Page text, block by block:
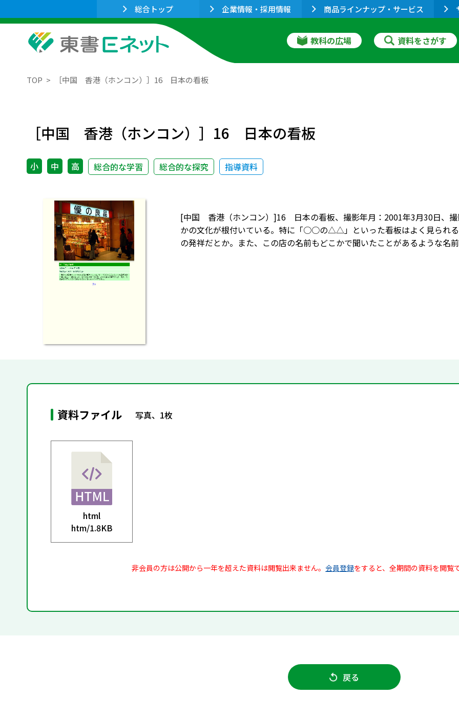
総合トップ 企業情報・採用情報 商品ラインナップ・サービス
教科の広場 資料をさがす
TOP ［中国 香港（ホンコン）］16 日本の看板
［中国 香港（ホンコン）］16 日本の看板
小 中 高 総合的な学習 総合的な探究 指導資料
[中国 香港（ホンコン）]16 日本の看板、撮影年月：2001年3月30日、
かの文化が根付いている。特に「○○の△△」といった看板はよく見られ
の発祥だとか。また、この店の名前もどこかで聞いたことがあるような名前
資料ファイル 写真、1枚
html
htm/1.8KB
非会員の方は公開から一年を超えた資料は閲覧出来ません。 会員登録をすると、全期間の資料を閲覧
戻る